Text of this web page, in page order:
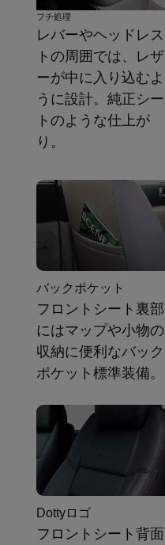
フチ処理
レバーやヘッドレス
トの周囲では、レザ
ーが中に入り込むよ
うに設計。純正シー
トのような仕上が
り。
バックポケット
フロントシート裏部
にはマップや小物の
収納に便利なバック
ポケット標準装備。
Dottyロゴ
フロントシート背面